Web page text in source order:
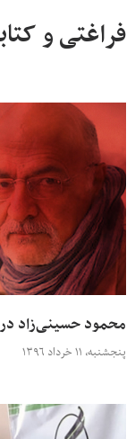
فراغتی و
محمود حسینی‌زاد
پنجشنبه، ۱۱ خرداد ۱۳۹۶